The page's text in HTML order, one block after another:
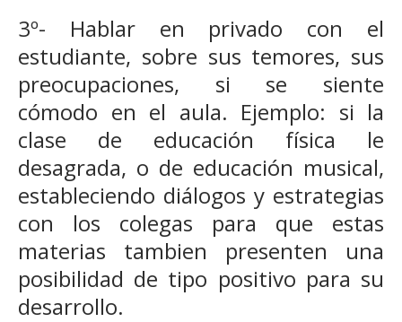
3º- Hablar en privado con el
estudiante, sobre sus temores, sus
preocupaciones, si se siente
cómodo en el aula. Ejemplo: si la
clase de educación física le
desagrada, o de educación musical,
estableciendo diálogos y estrategias
con los colegas para que estas
materias tambien presenten una
posibilidad de tipo positivo para su
desarrollo.